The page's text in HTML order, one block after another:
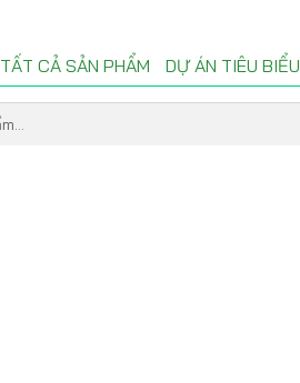
TẤT CẢ SẢN PHẨM
DỰ ÁN TIÊU BIỂU